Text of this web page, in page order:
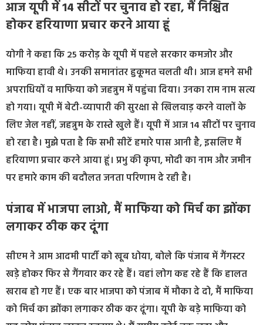
आज यूपी में 14 सीटों पर चुनाव हो रहा, मैं निश्चिंत
होकर हरियाणा प्रचार करने आया हूं
योगी ने कहा कि 25 करोड़ के यूपी में पहले सरकार कमजोर और
माफिया हावी थे। उनकी समानांतर हुकूमत चलती थी। आज हमने सभी
अपराधियों व माफिया को जहन्नुम में पहुंचा दिया। उनका राम नाम सत्य
हो गया। यूपी में बेटी-व्यापारी की सुरक्षा से खिलवाड़ करने वालों के
लिए जेल नहीं, जहन्नुम के रास्ते खुले हैं। यूपी में आज 14 सीटों पर चुनाव
हो रहा है। मुझे पता है कि सभी सीटें हमारे पास आनी है, इसलिए मैं
हरियाणा प्रचार करने आया हूं। प्रभु की कृपा, मोदी का नाम और जमीन
पर हमारे काम की बदौलत जनता परिणाम दे रही है।
पंजाब में भाजपा लाओ, मैं माफिया को मिर्च का झोंका
लगाकर ठीक कर दूंगा
सीएम ने आम आदमी पार्टी को खूब धोया, बोले कि पंजाब में गैंगस्टर
खड़े होकर फिर से गैंगवार कर रहे हैं। वहां लोग कह रहे हैं कि हालत
खराब हो गए हैं। एक बार भाजपा को पंजाब में मौका दे दो, मैं माफिया
को मिर्च का झोंका लगाकर ठीक कर दूंगा। यूपी के बड़े माफिया को